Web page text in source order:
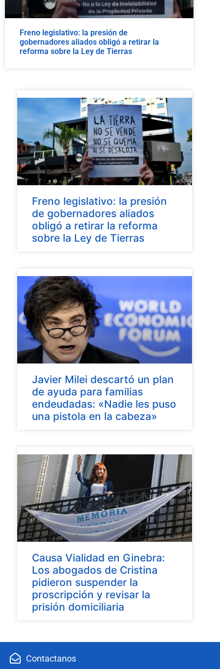
Freno legislativo: la presión de
gobernadores aliados obligó a retirar la
reforma sobre la Ley de Tierras
Freno legislativo: la presión
de gobernadores aliados
obligó a retirar la reforma
sobre la Ley de Tierras
Javier Milei descartó un plan
de ayuda para familias
endeudadas: «Nadie les puso
una pistola en la cabeza»
Causa Vialidad en Ginebra:
Los abogados de Cristina
pidieron suspender la
proscripción y revisar la
prisión domiciliaria
Contactanos